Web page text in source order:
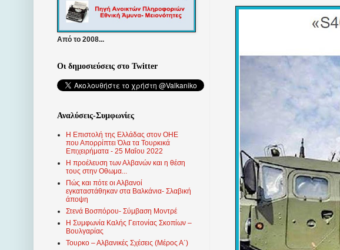
Από το 2008...
Οι δημοσιεύσεις στο Twitter
Αναλύσεις-Συμφωνίες
Η Επιστολή της Ελλάδας στον ΟΗΕ
που Απορρίπτει Όλα τα Τουρκικά
Επιχειρήματα - 25 Μαΐου 2022
Η προέλευση των Αλβανών και η θέση
τους στην Οθωμα...
Πώς και πότε οι Αλβανοί
εγκαταστάθηκαν στα Βαλκάνια- Σλαβική
άποψη
Στενά Βοσπόρου- Σύμβαση Μοντρέ
Η Συμφωνία Καλής Γειτονίας Σκοπίων –
Βουλγαρίας
Τουρκο – Αλβανικές Σχέσεις (Mέρος Α΄)